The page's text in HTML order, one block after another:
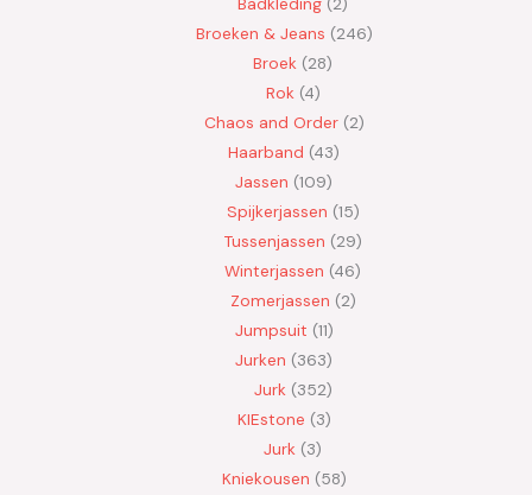
Broeken & Jeans 246
Broek 28
Rok 4
Chaos and Order 2
Haarband 43
Jassen 109
Spijkerjassen 15
Tussenjassen 29
Winterjassen 46
Zomerjassen 2
Jumpsuit 11
Jurken 363
Jurk 352
KIEstone 3
Jurk 3
Kniekousen 58